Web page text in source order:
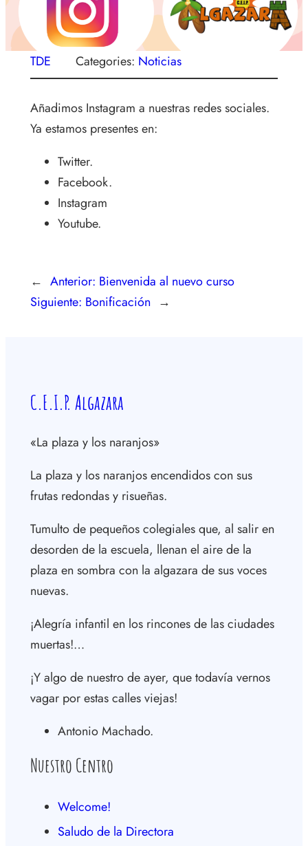
TDE Categories: Noticias
Añadimos Instagram a nuestras redes sociales.
Ya estamos presentes en:
Twitter.
Facebook.
Instagram
Youtube.
← Anterior: Bienvenida al nuevo curso
Siguiente: Bonificación →
C.E.I.P. Algazara
«La plaza y los naranjos»
La plaza y los naranjos encendidos con sus
frutas redondas y risueñas.
Tumulto de pequeños colegiales que, al salir en
desorden de la escuela, llenan el aire de la
plaza en sombra con la algazara de sus voces
nuevas.
¡Alegría infantil en los rincones de las ciudades
muertas!…
¡Y algo de nuestro de ayer, que todavía vernos
vagar por estas calles viejas!
Antonio Machado.
Nuestro Centro
Welcome!
Saludo de la Directora